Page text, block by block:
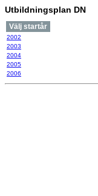
Utbildningsplan DN
Välj startår
2002
2003
2004
2005
2006